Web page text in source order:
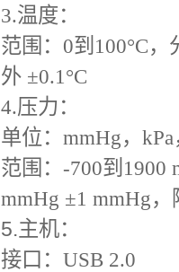
3.温度：
范围：0到100°C，
外 ±0.1°C
4.压力：
单位：mmHg，
范围：-700到1900
mmHg ±1 mmHg，
5.主机：
接口：USB 2.0